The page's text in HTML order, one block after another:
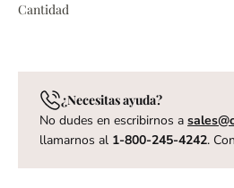
Cantidad
¿Necesitas ayuda?
No dudes en escribirnos a
llamarnos al 1-800-245-4242.